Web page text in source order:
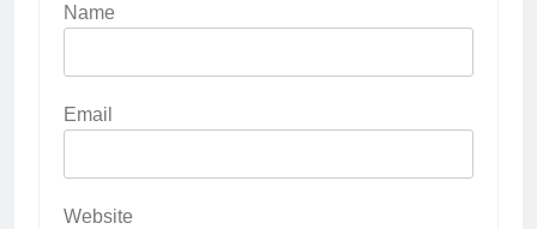
Name
Email
Website